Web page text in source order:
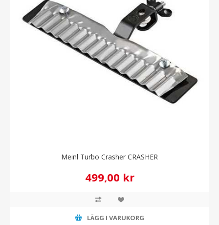
Meinl Turbo Crasher CRASHER
499,00 kr
LÄGG I VARUKORG